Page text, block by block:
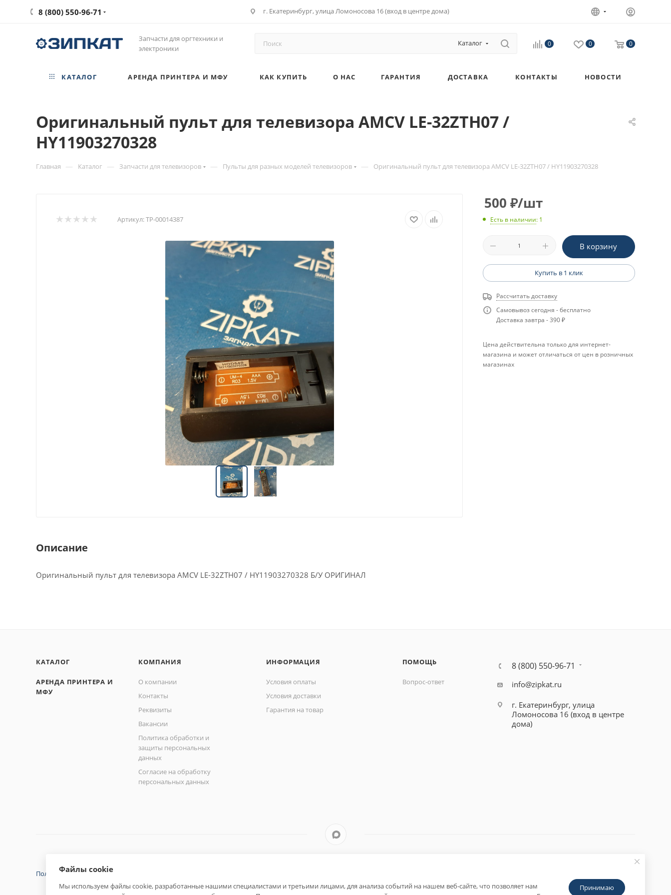
8 (800) 550-96-71 г. Екатеринбург, улица Ломоносова 16 (вход в центре дома)
Запчасти для оргтехники и
электроники
Каталог 0 0 0
КАТАЛОГ АРЕНДА ПРИНТЕРА И МФУ КАК КУПИТЬ О НАС ГАРАНТИЯ ДОСТАВКА КОНТАКТЫ НОВОСТИ
Оригинальный пульт для телевизора AMCV LE-32ZTH07 /
HY11903270328
Главная — Каталог — Запчасти для телевизоров — Пульты для разных моделей телевизоров — Оригинальный пульт для телевизора AMCV LE-32ZTH07 / HY11903270328
Артикул:ТР-00014387
Описание
Оригинальный пульт для телевизора AMCV LE-32ZTH07 / HY11903270328 Б/У ОРИГИНАЛ
500 ₽/шт
Есть в наличии: 1
В корзину
Купить в 1 клик
Рассчитать доставку
Самовывоз сегодня - бесплатно
Доставка завтра - 390 ₽
Цена действительна только для интернет-
магазина и может отличаться от цен в розничных
магазинах
КАТАЛОГ
АРЕНДА ПРИНТЕРА И
МФУ
КОМПАНИЯ
О компании
Контакты
Реквизиты
Вакансии
Политика обработки и
защиты персональных
данных
Согласие на обработку
персональных данных
ИНФОРМАЦИЯ
Условия оплаты
Условия доставки
Гарантия на товар
ПОМОЩЬ
Вопрос-ответ
8 (800) 550-96-71
info@zipkat.ru
г. Екатеринбург, улица
Ломоносова 16 (вход в центре
дома)
Политика конфиденциальности
Файлы cookie
Мы используем файлы cookie, разработанные нашими специалистами и третьими лицами, для анализа событий на нашем веб-сайте, что позволяет нам
Принимаю